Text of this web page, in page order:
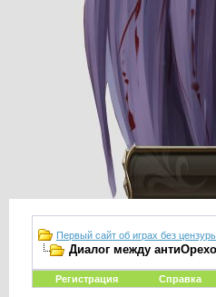
Первый сайт об играх без
Диалог между
Регистрация Справка